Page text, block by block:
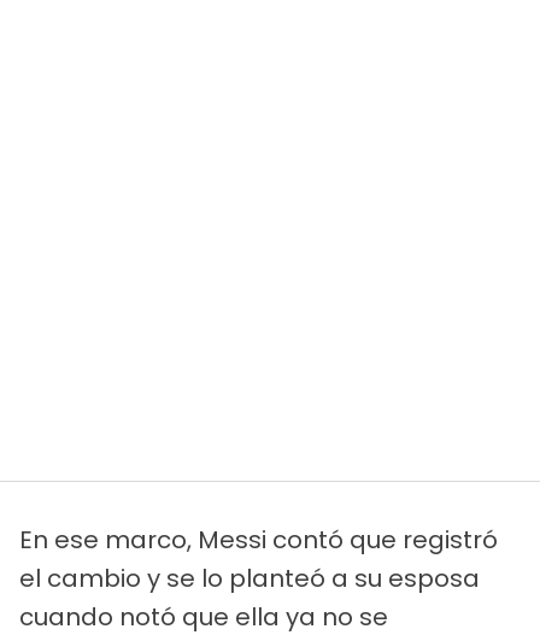
En ese marco, Messi contó que registró
el cambio y se lo planteó a su esposa
cuando notó que ella ya no se